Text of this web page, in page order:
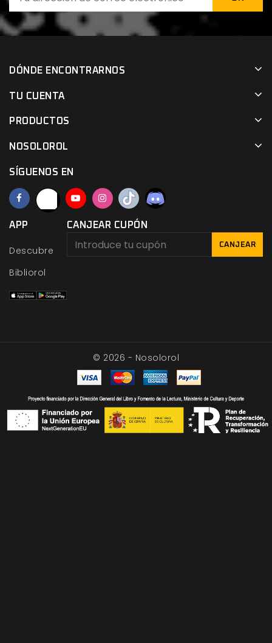
DÓNDE ENCONTRARNOS
TU CUENTA
PRODUCTOS
NOSOLOROL
SÍGUENOS EN
APP
Descubre
Bibliorol
CANJEAR CUPÓN
CANJEAR
© 2026 - Nosolorol